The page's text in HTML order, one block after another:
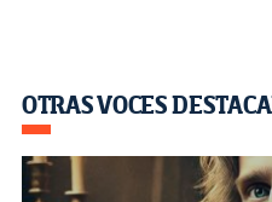
OTRAS VOCES